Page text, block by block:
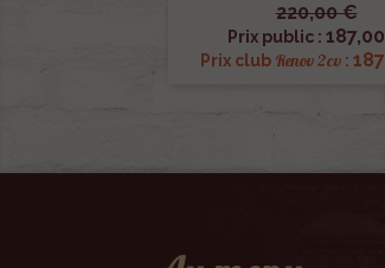
220,00 €
Prix public :
Prix club Renov 2cv :
 Aperçu